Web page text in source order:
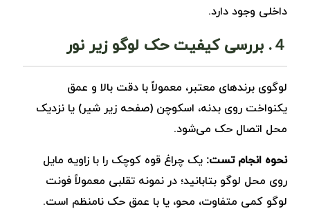
داخلی وجود دارد.
４. بررسی کیفیت حک لوگو زیر نور
لوگوی برندهای معتبر، معمولاً با دقت بالا و عمق
یکنواخت روی بدنه، اسکوچن (صفحه زیر شیر) یا نزدیک
محل اتصال حک می‌شود.
نحوه انجام تست: یک چراغ‌ قوه کوچک را با زاویه مایل
روی محل لوگو بتابانید؛ در نمونه تقلبی معمولاً فونت
لوگو کمی متفاوت، محو، یا با عمق حک نامنظم است.